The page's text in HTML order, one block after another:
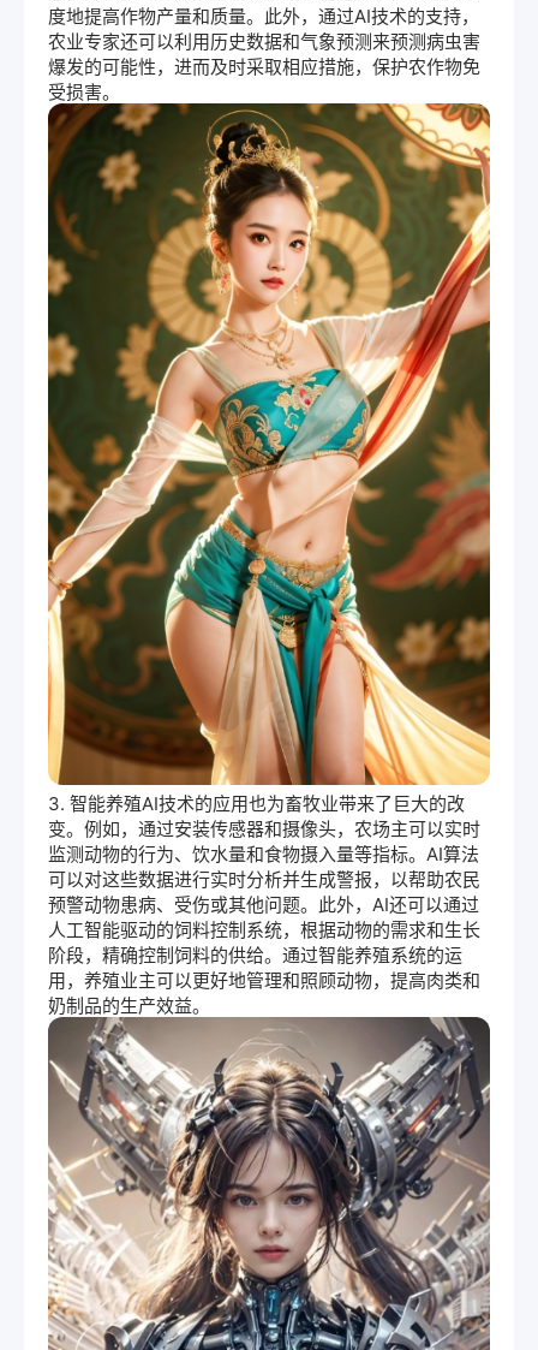
度地提高作物产量和质量。此外，通过AI技术的支持，
农业专家还可以利用历史数据和气象预测来预测病虫害
爆发的可能性，进而及时采取相应措施，保护农作物免
受损害。
3. 智能养殖AI技术的应用也为畜牧业带来了巨大的改
变。例如，通过安装传感器和摄像头，农场主可以实时
监测动物的行为、饮水量和食物摄入量等指标。AI算法
可以对这些数据进行实时分析并生成警报，以帮助农民
预警动物患病、受伤或其他问题。此外，AI还可以通过
人工智能驱动的饲料控制系统，根据动物的需求和生长
阶段，精确控制饲料的供给。通过智能养殖系统的运
用，养殖业主可以更好地管理和照顾动物，提高肉类和
奶制品的生产效益。